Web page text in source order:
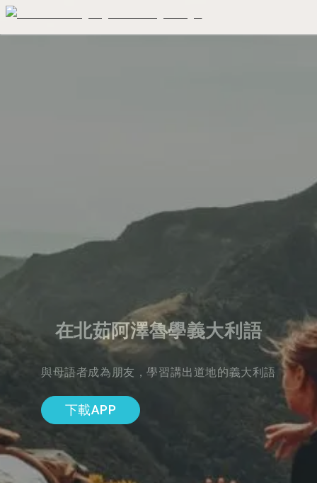
在北茹阿澤魯學義大利語
與母語者成為朋友，學習講出道地的義大利語
下載APP